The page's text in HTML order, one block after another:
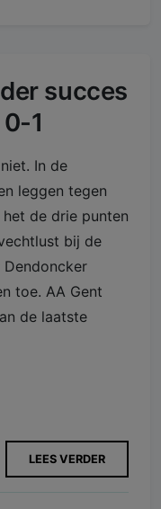
succes
1
In de
leggen tegen
de drie punten
bij de
toe. AA Gent
de laatste
LEES VERDER